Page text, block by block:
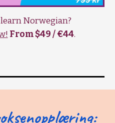
Norwegian?
From $49 / €44.
: